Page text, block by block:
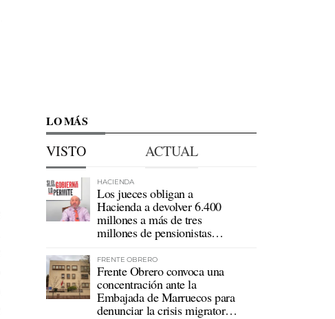
LO MÁS
VISTO ACTUAL
HACIENDA
Los jueces obligan a
Hacienda a devolver 6.400
millones a más de tres
millones de pensionistas
FRENTE OBRERO
Frente Obrero convoca una
concentración ante la
Embajada de Marruecos para
denunciar la crisis migratoria